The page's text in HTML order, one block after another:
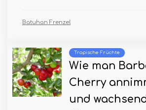
Batuhan Frenzel
Tropische Früchte
Wie man
Cherry
und